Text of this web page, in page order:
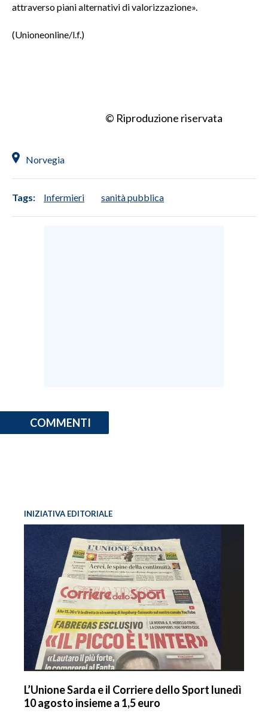
PUBBLICITÀ
attraverso piani alternativi di valorizzazione».
(Unioneonline/l.f.)
© Riproduzione riservata
Norvegia
Tags: Infermieri sanità pubblica
COMMENTI
INIZIATIVA EDITORIALE
L’Unione Sarda e il Corriere dello Sport lunedì
10 agosto insieme a 1,5 euro